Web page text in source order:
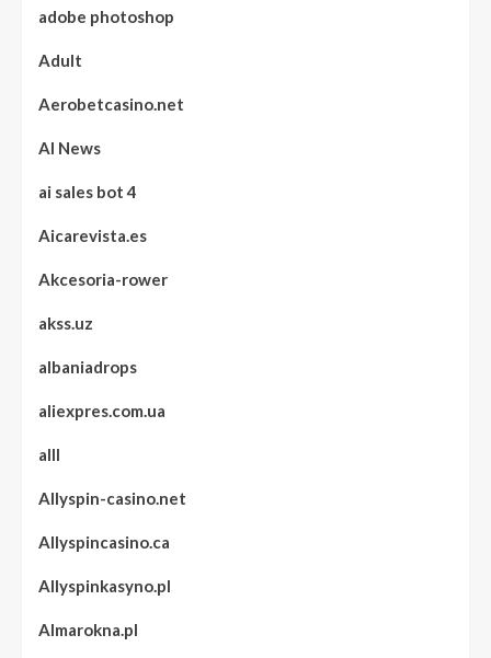
adobe photoshop
Adult
Aerobetcasino.net
AI News
ai sales bot 4
Aicarevista.es
Akcesoria-rower
akss.uz
albaniadrops
aliexpres.com.ua
alll
Allyspin-casino.net
Allyspincasino.ca
Allyspinkasyno.pl
Almarokna.pl